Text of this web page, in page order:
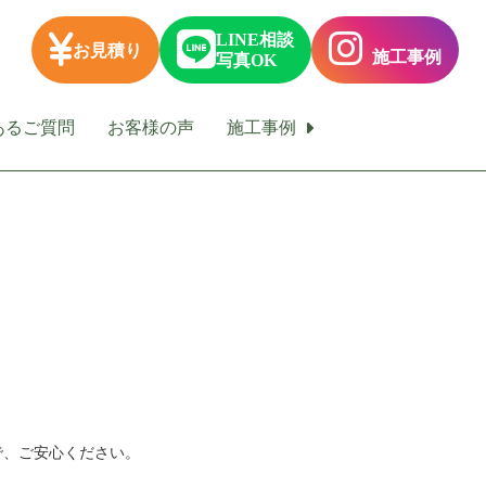
お見積り
LINE相談
写真OK
施工事例
るご質問 お客様の声 施工事例
ご安心ください。